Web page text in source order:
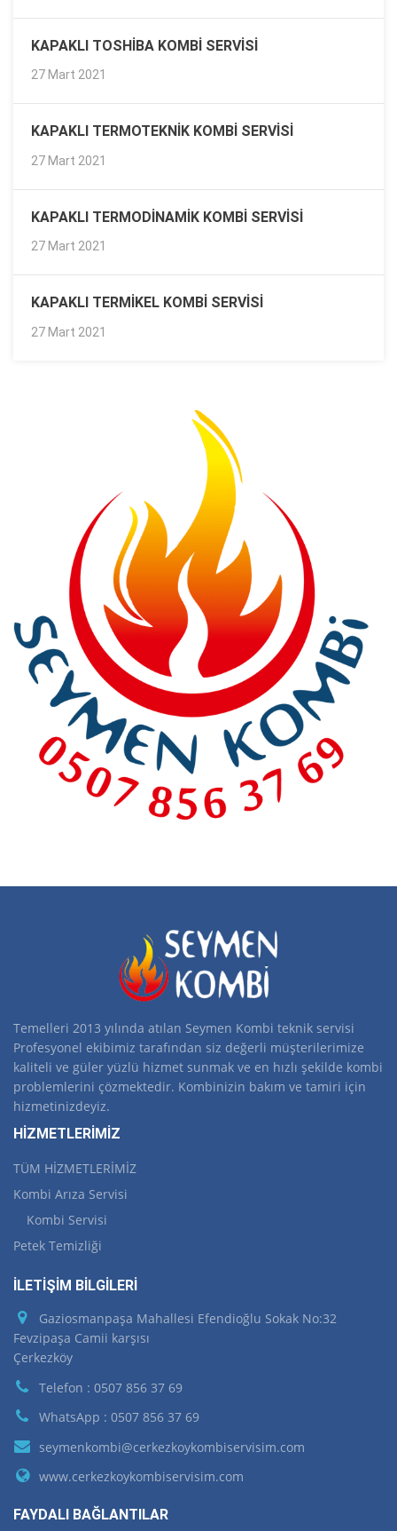
KAPAKLI TOSHIBA KOMBI SERVISI
27 Mart 2021
KAPAKLI TERMOTEKNIK KOMBI SERVISI
27 Mart 2021
KAPAKLI TERMODINAMIK KOMBI SERVISI
27 Mart 2021
KAPAKLI TERMIKEL KOMBI SERVISI
27 Mart 2021
Temelleri 2013 yılında atılan Seymen Kombi teknik servisi
Profesyonel ekibimiz tarafından siz değerli müşterilerimize
kaliteli ve güler yüzlü hizmet sunmak ve en hızlı şekilde kombi
problemlerini çözmektedir. Kombinizin bakım ve tamiri için
hizmetinizdeyiz.
HİZMETLERİMİZ
TÜM HİZMETLERİMİZ
Kombi Arıza Servisi
Kombi Servisi
Petek Temizliği
İLETİŞİM BİLGİLERİ
Gaziosmanpaşa Mahallesi Efendioğlu Sokak No:32
Fevzipaşa Camii karşısı
Çerkezköy
Telefon : 0507 856 37 69
WhatsApp : 0507 856 37 69
seymenkombi@cerkezkoykombiservisim.com
www.cerkezkoykombiservisim.com
FAYDALI BAĞLANTILAR